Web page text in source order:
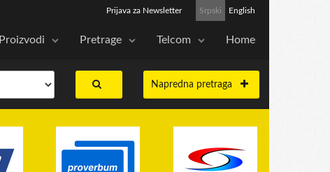
Srpski English
Prijava za Newsletter
Proizvodi Pretrage Telcom Home
Napredna pretraga